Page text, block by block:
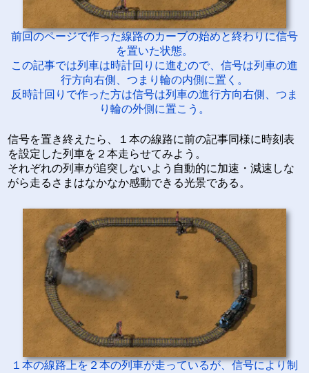
前回のページで作った線路のカーブの始めと終わりに信号
を置いた状態。
この記事では列車は時計回りに進むので、信号は列車の進
行方向右側、つまり輪の内側に置く。
反時計回りで作った方は信号は列車の進行方向右側、つま
り輪の外側に置こう。
信号を置き終えたら、１本の線路に前の記事同様に時刻表
を設定した列車を２本走らせてみよう。
それぞれの列車が追突しないよう自動的に加速・減速しな
がら走るさまはなかなか感動できる光景である。
１本の線路上を２本の列車が走っているが、信号により制